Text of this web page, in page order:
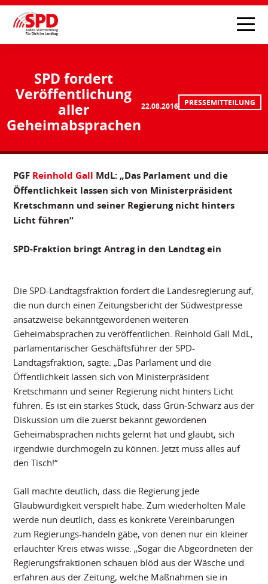
SPD fordert
Veröffentlichung
aller
Geheimabsprachen
22.08.2016 PRESSEMITTEILUNG
PGF Reinhold Gall MdL: „Das Parlament und die
Öffentlichkeit lassen sich von Ministerpräsident
Kretschmann und seiner Regierung nicht hinters
Licht führen“
SPD-Fraktion bringt Antrag in den Landtag ein
Die SPD-Landtagsfraktion fordert die Landesregierung auf,
die nun durch einen Zeitungsbericht der Südwestpresse
ansatzweise bekanntgewordenen weiteren
Geheimabsprachen zu veröffentlichen. Reinhold Gall MdL,
parlamentarischer Geschäftsführer der SPD-
Landtagsfraktion, sagte: „Das Parlament und die
Öffentlichkeit lassen sich von Ministerpräsident
Kretschmann und seiner Regierung nicht hinters Licht
führen. Es ist ein starkes Stück, dass Grün-Schwarz aus der
Diskussion um die zuerst bekannt gewordenen
Geheimabsprachen nichts gelernt hat und glaubt, sich
irgendwie durchmogeln zu können. Jetzt muss alles auf
den Tisch!“
Gall machte deutlich, dass die Regierung jede
Glaubwürdigkeit verspielt habe. Zum wiederholten Male
werde nun deutlich, dass es konkrete Vereinbarungen
zum Regierungs-handeln gäbe, von denen nur ein kleiner
erlauchter Kreis etwas wisse. „Sogar die Abgeordneten der
Regierungsfraktionen schauen blöd aus der Wäsche und
erfahren aus der Zeitung, welche Maßnahmen sie in